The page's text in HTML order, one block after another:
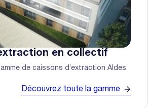
en collectif
de caissons d’extraction Aldes
Découvrez toute la gamme